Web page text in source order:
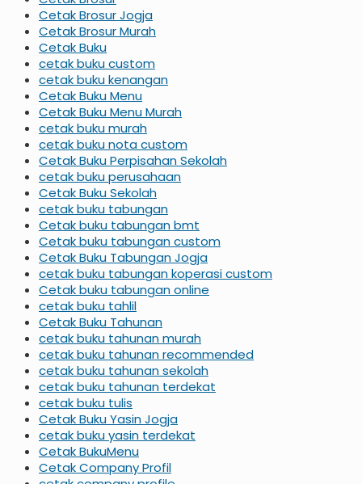
Cetak Brosur Jogja
Cetak Brosur Murah
Cetak Buku
cetak buku custom
cetak buku kenangan
Cetak Buku Menu
Cetak Buku Menu Murah
cetak buku murah
cetak buku nota custom
Cetak Buku Perpisahan Sekolah
cetak buku perusahaan
Cetak Buku Sekolah
cetak buku tabungan
Cetak buku tabungan bmt
Cetak buku tabungan custom
Cetak Buku Tabungan Jogja
cetak buku tabungan koperasi custom
Cetak buku tabungan online
cetak buku tahlil
Cetak Buku Tahunan
cetak buku tahunan murah
cetak buku tahunan recommended
cetak buku tahunan sekolah
cetak buku tahunan terdekat
cetak buku tulis
Cetak Buku Yasin Jogja
cetak buku yasin terdekat
Cetak BukuMenu
Cetak Company Profil